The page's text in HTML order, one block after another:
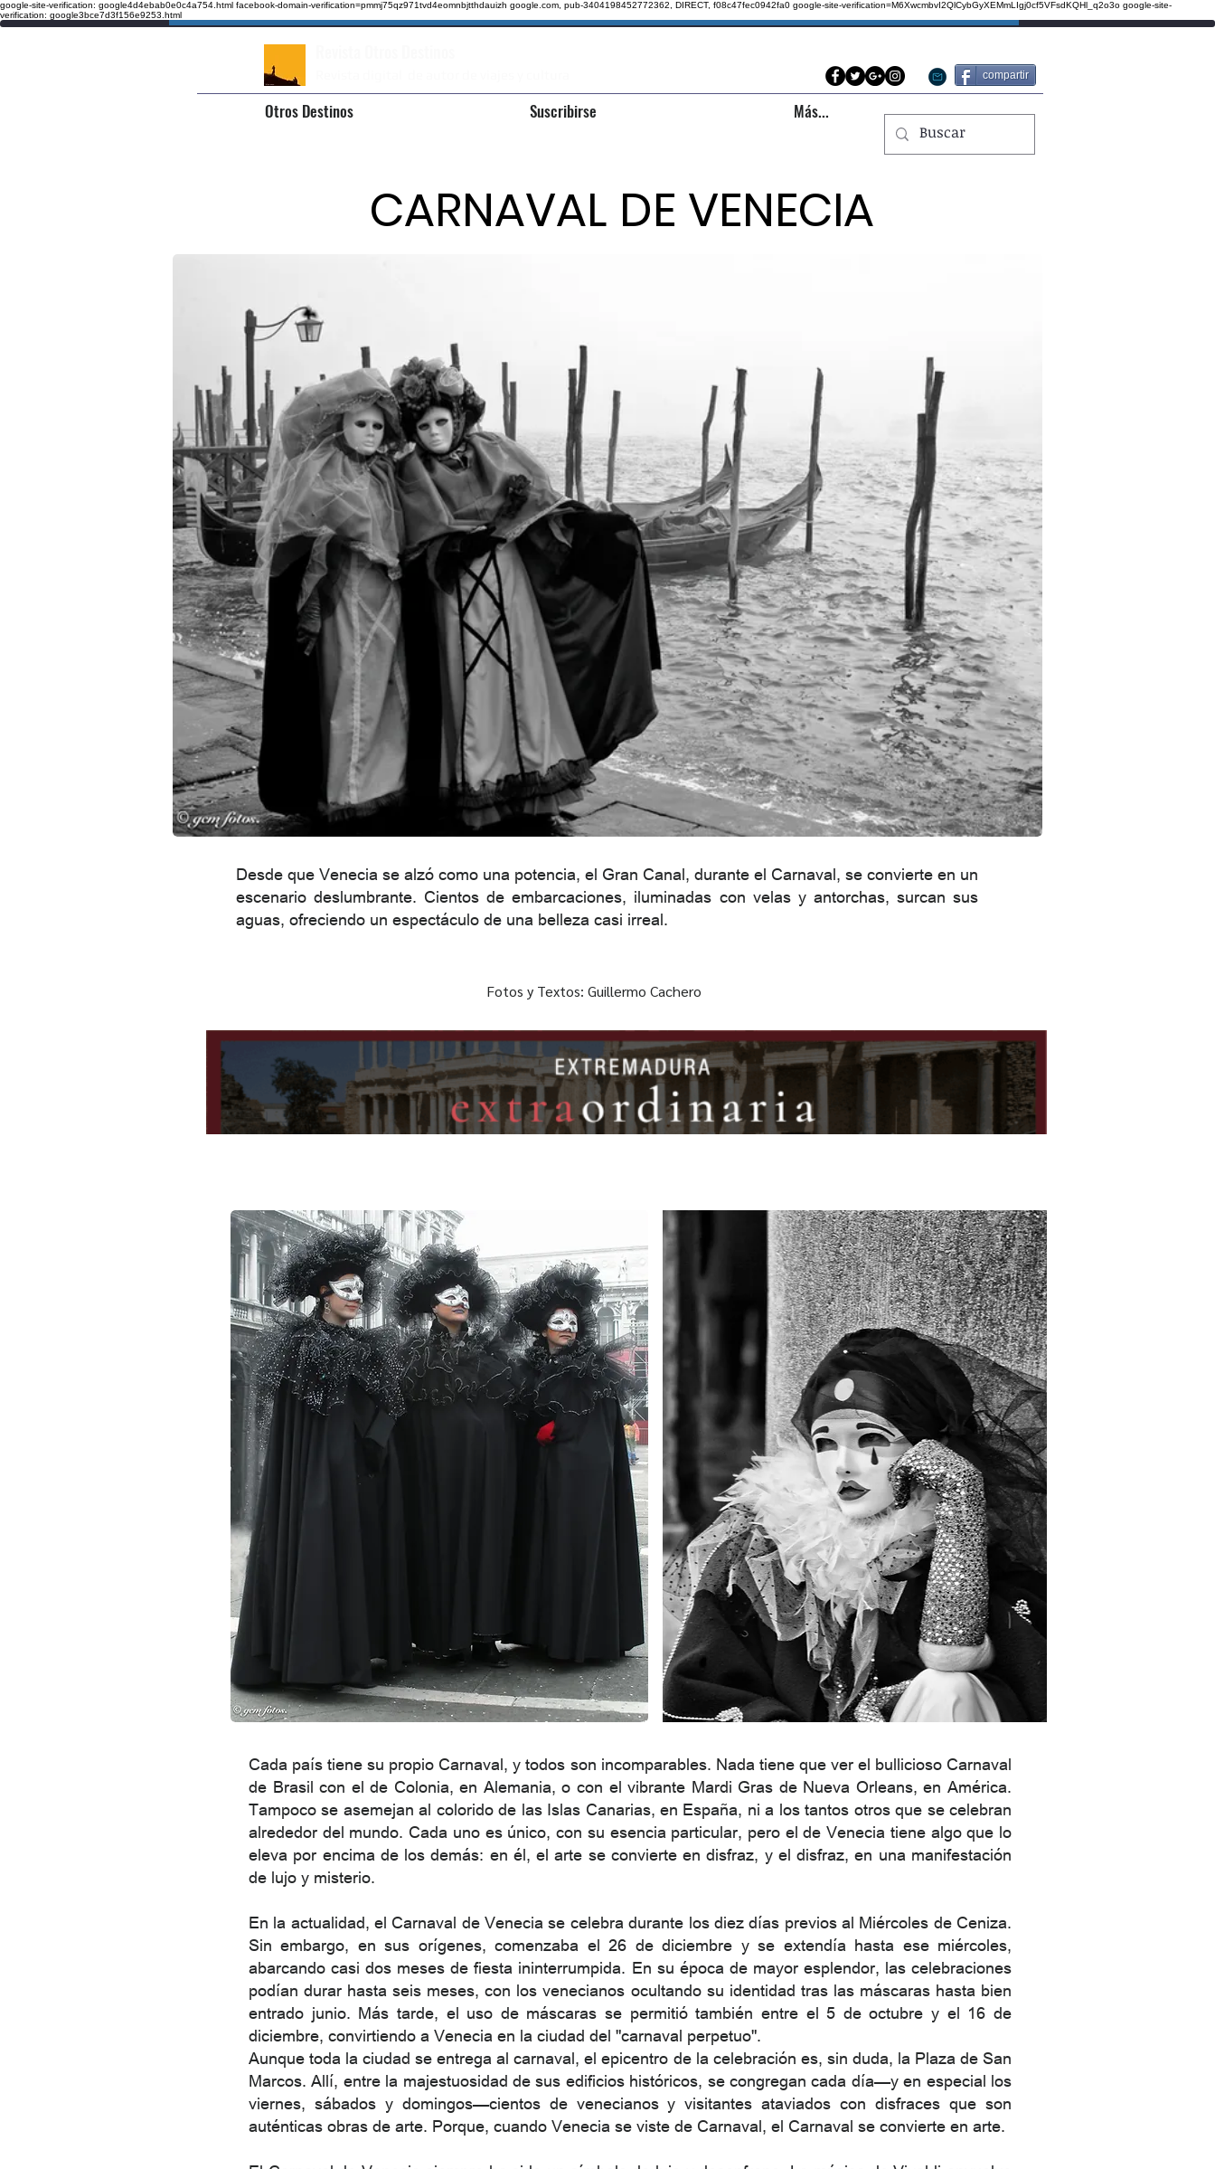
google-site-verification: google4d4ebab0e0c4a754.html facebook-domain-verification=pmmj75qz971tvd4eomnbjtthdauizh google.com, pub-3404198452772362, DIRECT, f08c47fec0942fa0 google-site-verification=M6XwcmbvI2QlCybGyXEMmLIgj0cf5VFsdKQHl_q2o3o google-site-
verification: google3bce7d3f156e9253.html
compartir
Otros Destinos Suscribirse Más...
CARNAVAL DE VENECIA
Desde que Venecia se alzó como una potencia, el Gran Canal, durante el Carnaval, se convierte en un
escenario deslumbrante. Cientos de embarcaciones, iluminadas con velas y antorchas, surcan sus
aguas, ofreciendo un espectáculo de una belleza casi irreal.
Fotos y Textos: Guillermo Cachero
Cada país tiene su propio Carnaval, y todos son incomparables. Nada tiene que ver el bullicioso Carnaval
de Brasil con el de Colonia, en Alemania, o con el vibrante Mardi Gras de Nueva Orleans, en América.
Tampoco se asemejan al colorido de las Islas Canarias, en España, ni a los tantos otros que se celebran
alrededor del mundo. Cada uno es único, con su esencia particular, pero el de Venecia tiene algo que lo
eleva por encima de los demás: en él, el arte se convierte en disfraz, y el disfraz, en una manifestación
de lujo y misterio.
En la actualidad, el Carnaval de Venecia se celebra durante los diez días previos al Miércoles de Ceniza.
Sin embargo, en sus orígenes, comenzaba el 26 de diciembre y se extendía hasta ese miércoles,
abarcando casi dos meses de fiesta ininterrumpida. En su época de mayor esplendor, las celebraciones
podían durar hasta seis meses, con los venecianos ocultando su identidad tras las máscaras hasta bien
entrado junio. Más tarde, el uso de máscaras se permitió también entre el 5 de octubre y el 16 de
diciembre, convirtiendo a Venecia en la ciudad del "carnaval perpetuo".
Aunque toda la ciudad se entrega al carnaval, el epicentro de la celebración es, sin duda, la Plaza de San
Marcos. Allí, entre la majestuosidad de sus edificios históricos, se congregan cada día—y en especial los
viernes, sábados y domingos—cientos de venecianos y visitantes ataviados con disfraces que son
auténticas obras de arte. Porque, cuando Venecia se viste de Carnaval, el Carnaval se convierte en arte.